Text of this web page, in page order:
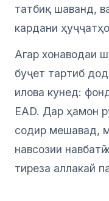
татбиқ шаванд,
кардани
Агар хонаводаи
буҷет тартиб
илова кунед:
EAD. Дар ҳамон
содир мешавад,
навсозии
тиреза аллакай